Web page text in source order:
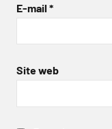
E-mail *
Site web